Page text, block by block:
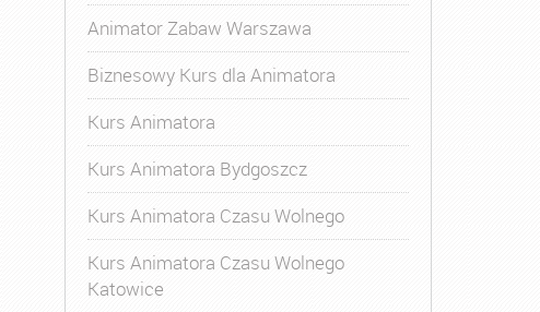
Animator Zabaw Warszawa
Biznesowy Kurs dla Animatora
Kurs Animatora
Kurs Animatora Bydgoszcz
Kurs Animatora Czasu Wolnego
Kurs Animatora Czasu Wolnego
Katowice